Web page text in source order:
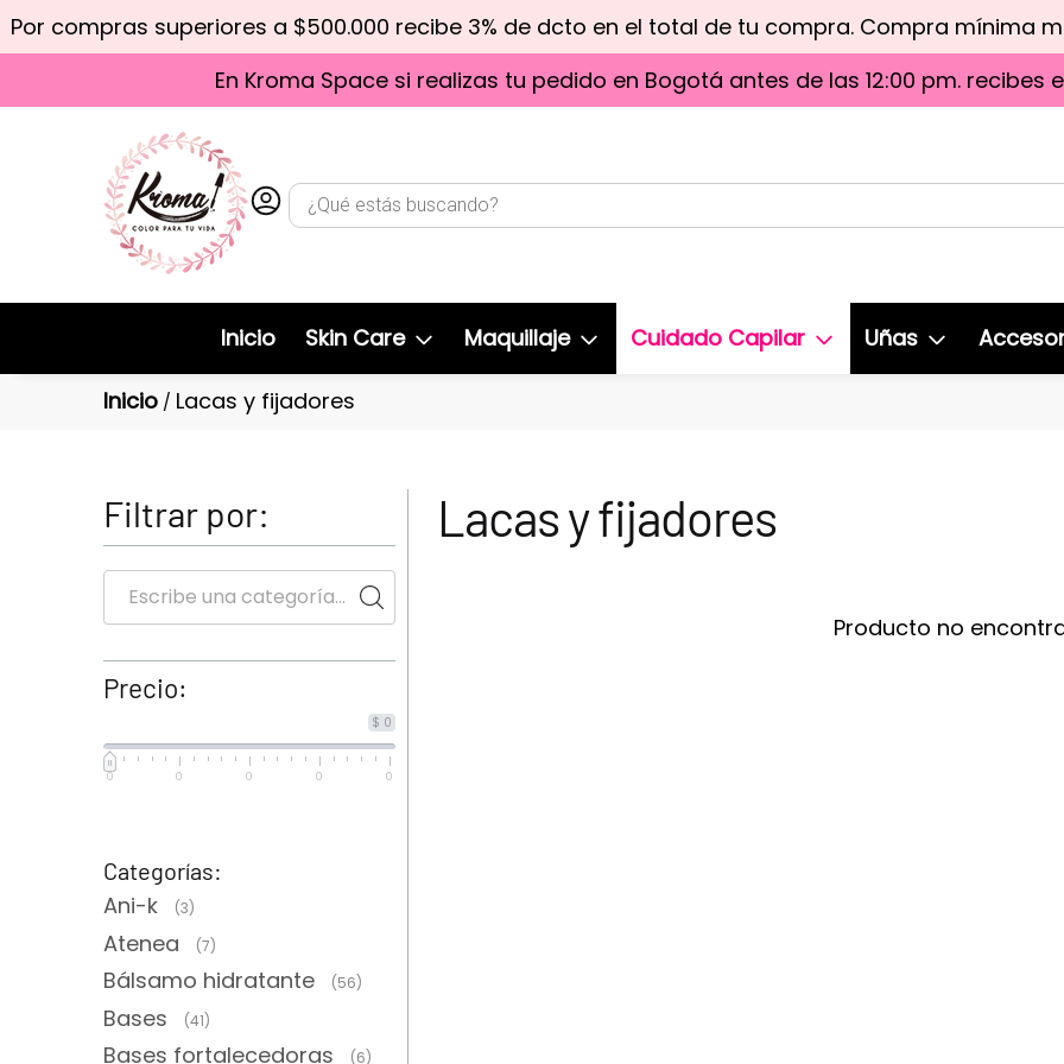
Por compras superiores a $500.000 recibe 3% de dcto en el total de tu compra. Compra mínima
En Kroma Space si realizas tu pedido en Bogotá antes de las 12:00 pm. recibes
Inicio Skin Care Maquillaje Cuidado Capilar Uñas
Inicio / Lacas y fijadores
Lacas y fijadores
Producto no
Filtrar por:
Precio:
$ 0
0 0 0 0 0
Categorías:
Ani-k (3)
Atenea (7)
Bálsamo hidratante (56)
Bases (41)
Bases fortalecedoras (6)